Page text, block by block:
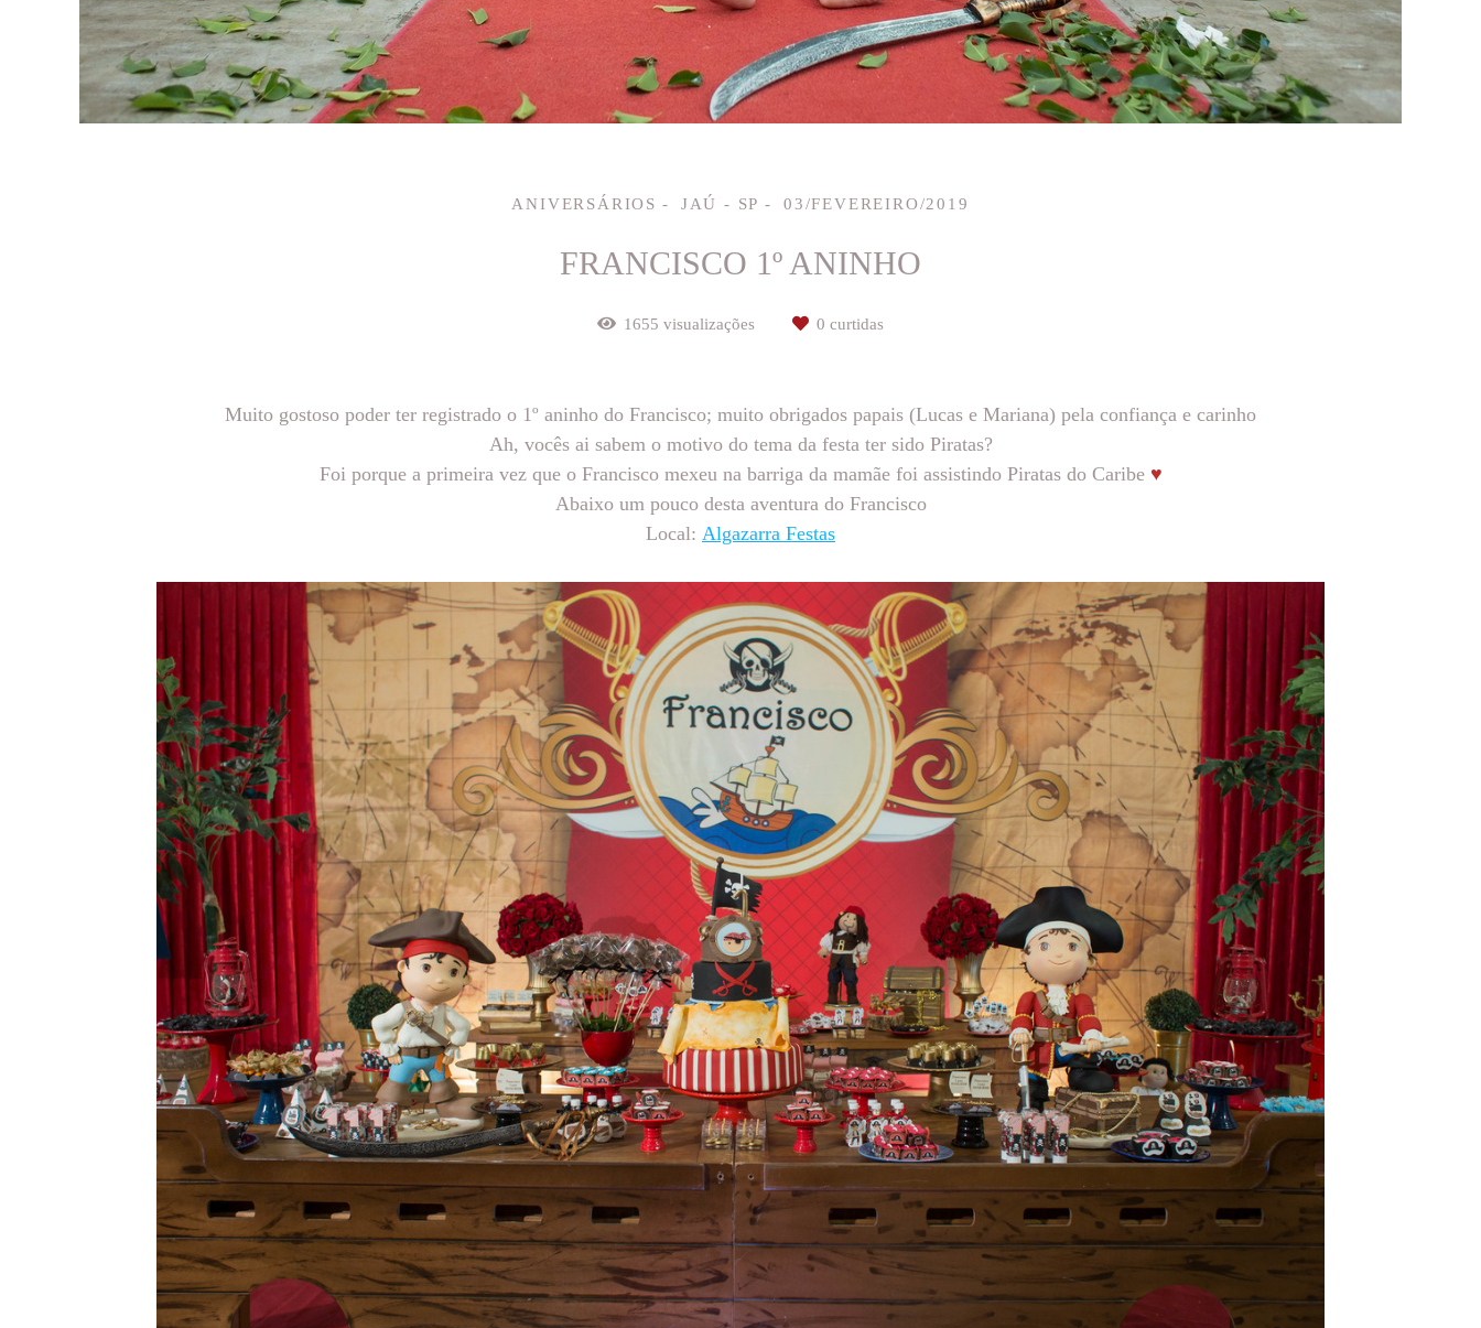
ANIVERSÁRIOS JAÚ - SP 03/FEVEREIRO/2019
FRANCISCO 1º ANINHO
1655 visualizações 0 curtidas
Muito gostoso poder ter registrado o 1º aninho do Francisco; muito obrigados papais (Lucas e Mariana) pela confiança e carinho
Ah, vocês ai sabem o motivo do tema da festa ter sido Piratas?
Foi porque a primeira vez que o Francisco mexeu na barriga da mamãe foi assistindo Piratas do Caribe ♥
Abaixo um pouco desta aventura do Francisco
Local: Algazarra Festas